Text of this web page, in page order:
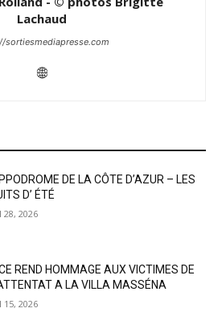
Lachaud
sortiesmediapresse.com
DE LA CÔTE D’AZUR – LES
D’ ÉTÉ
28, 2026
REND HOMMAGE AUX VICTIMES DE
A LA VILLA MASSÉNA
15, 2026